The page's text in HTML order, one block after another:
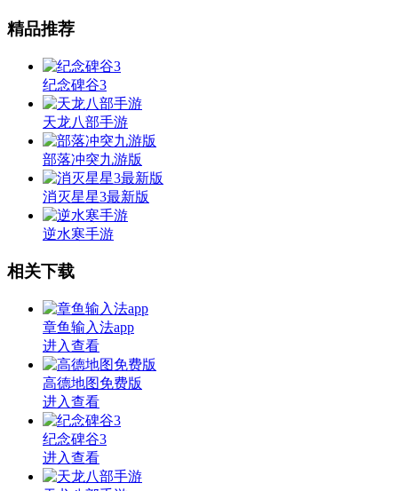
精品推荐
纪念碑谷3
天龙八部手游
部落冲突九游版
消灭星星3最新版
逆水寒手游
相关下载
章鱼输入法app
进入查看
高德地图免费版
进入查看
纪念碑谷3
进入查看